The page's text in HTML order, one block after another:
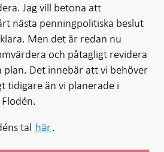
Jag vill betona att
nästa penningpolitiska beslut
Men det är redan nu
och påtagligt revidera
plan. Det innebär att vi behöver
tidigare än vi planerade i
tal här.